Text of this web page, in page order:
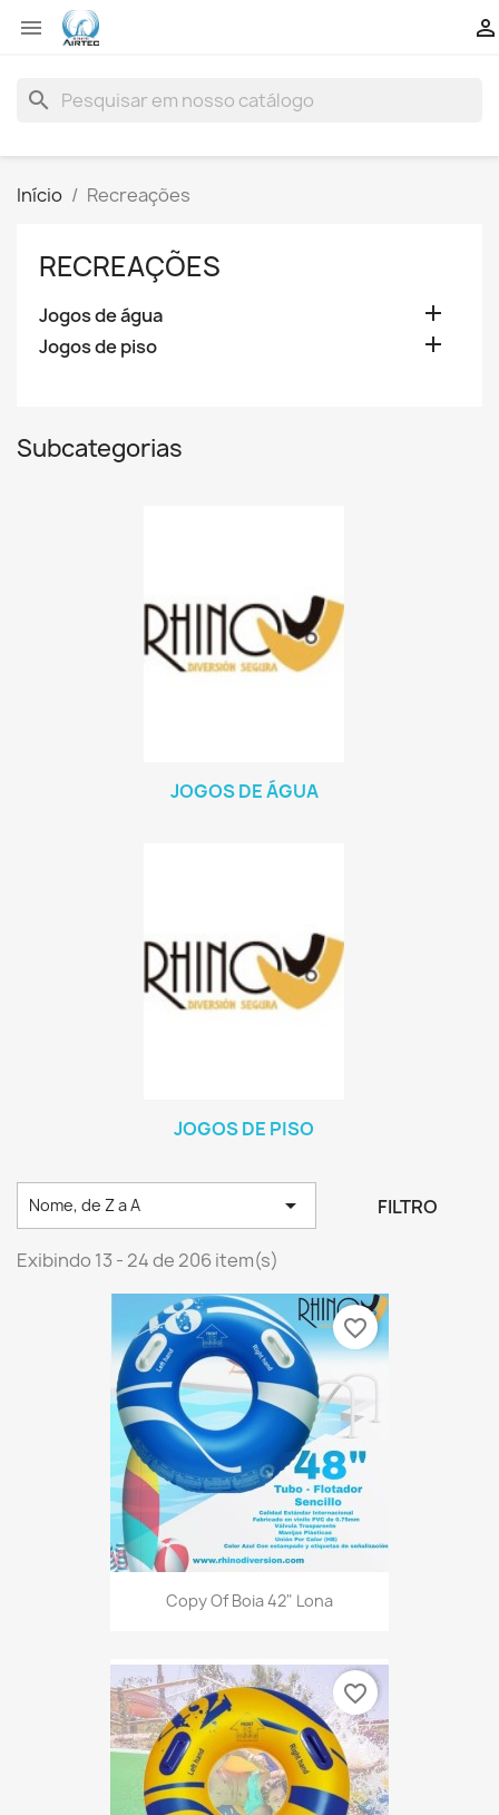
 
search
Início Recreações
RECREAÇÕES
Jogos de água 
Jogos de piso 
Subcategorias
JOGOS DE ÁGUA
JOGOS DE PISO
Nome, de Z a A  FILTRO
Exibindo 13 - 24 de 206 item(s)
Copy Of Boia 42" Lona
favorite_border
favorite_border